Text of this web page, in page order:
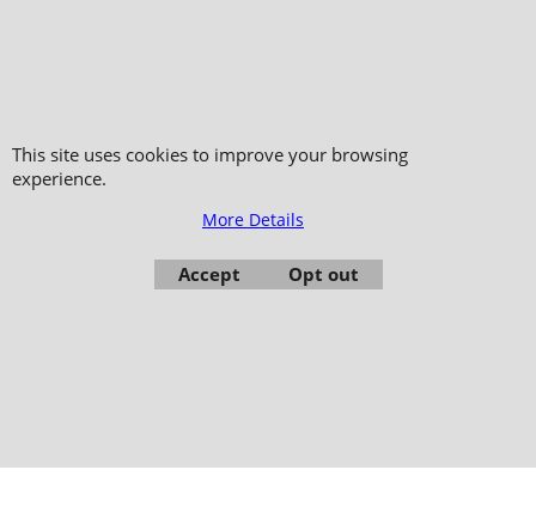
Copyright 2006-2024 © TAO DISTRIBUTION Online store for martial arts
equipment material and clothing
51, avenue du Palais des Expositions 66000 Perpignan
- FRANCE -
This site uses cookies to improve your browsing
experience.
More Details
Accept Opt out